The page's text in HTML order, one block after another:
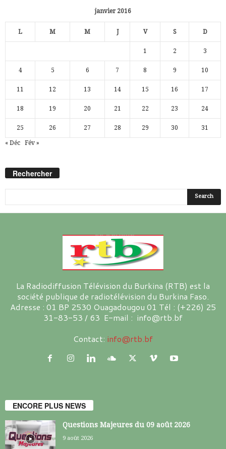
janvier 2016
L M M J V S D
1 2 3
4 5 6 7 8 9 10
11 12 13 14 15 16 17
18 19 20 21 22 23 24
25 26 27 28 29 30 31
« Déc Fév »
Rechercher
La Radiodiffusion Télévision du Burkina (RTB) est la
société publique de radiotélévision du Burkina Faso.
Adresse : 01 BP 2530 Ouagadougou 01 Tél : (+226) 25
31-83-53 / 63 E-mail : info@rtb.bf
Contact: info@rtb.bf
ENCORE PLUS NEWS
Questions Majeures du 09 août 2026
9 août 2026